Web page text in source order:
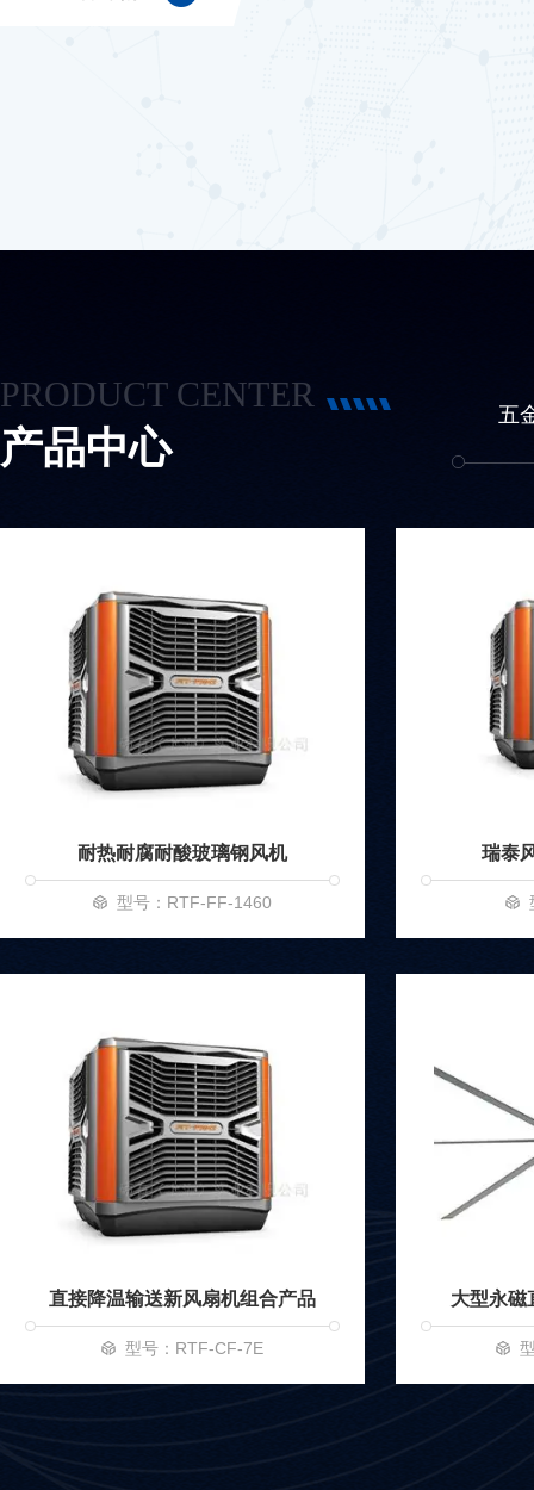
Pro-hub的生产部建设和前期安装。进入东北市场以来依托于
PRODUCT CENTER
产品中心
开关类 五
耐热耐腐耐酸玻璃钢风机
型号：RTF-FF-1460
瑞泰
直接降温输送新风扇机组合产品
型号：RTF-CF-7E
大型永磁